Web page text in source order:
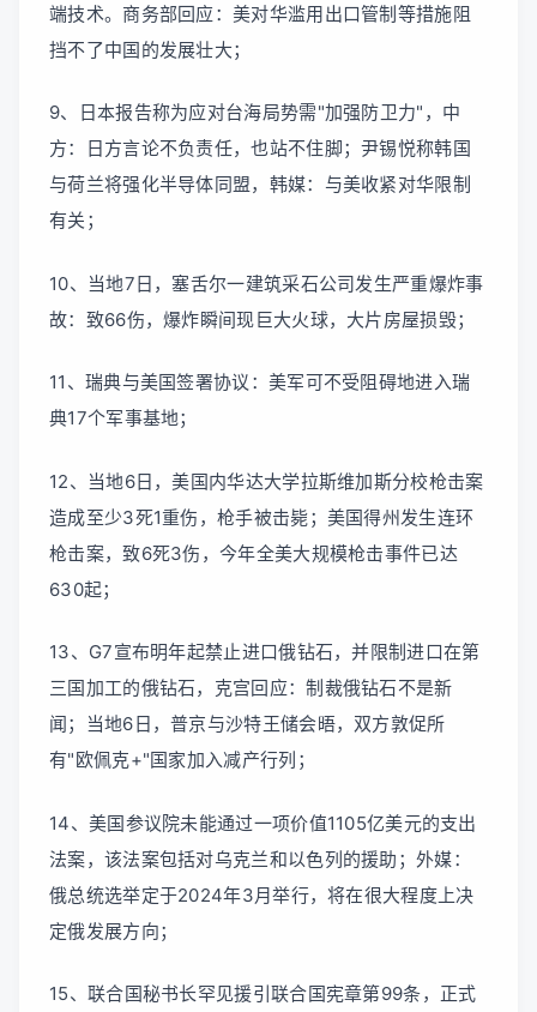
端技术。商务部回应：美对华滥用出口管制等措施阻
挡不了中国的发展壮大；
9、日本报告称为应对台海局势需"加强防卫力"，中
方：日方言论不负责任，也站不住脚；尹锡悦称韩国
与荷兰将强化半导体同盟，韩媒：与美收紧对华限制
有关；
10、当地7日，塞舌尔一建筑采石公司发生严重爆炸事
故：致66伤，爆炸瞬间现巨大火球，大片房屋损毁；
11、瑞典与美国签署协议：美军可不受阻碍地进入瑞
典17个军事基地；
12、当地6日，美国内华达大学拉斯维加斯分校枪击案
造成至少3死1重伤，枪手被击毙；美国得州发生连环
枪击案，致6死3伤，今年全美大规模枪击事件已达
630起；
13、G7宣布明年起禁止进口俄钻石，并限制进口在第
三国加工的俄钻石，克宫回应：制裁俄钻石不是新
闻；当地6日，普京与沙特王储会晤，双方敦促所
有"欧佩克+"国家加入减产行列；
14、美国参议院未能通过一项价值1105亿美元的支出
法案，该法案包括对乌克兰和以色列的援助；外媒：
俄总统选举定于2024年3月举行，将在很大程度上决
定俄发展方向；
15、联合国秘书长罕见援引联合国宪章第99条，正式